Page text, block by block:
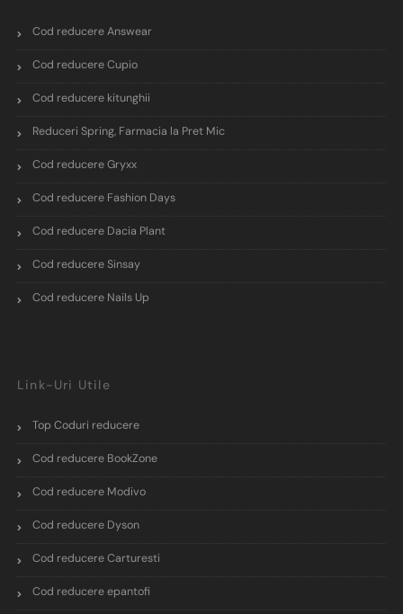
Cod reducere Answear
Cod reducere Cupio
Cod reducere kitunghii
Reduceri Spring, Farmacia la Pret Mic
Cod reducere Gryxx
Cod reducere Fashion Days
Cod reducere Dacia Plant
Cod reducere Sinsay
Cod reducere Nails Up
Link-Uri Utile
Top Coduri reducere
Cod reducere BookZone
Cod reducere Modivo
Cod reducere Dyson
Cod reducere Carturesti
Cod reducere epantofi